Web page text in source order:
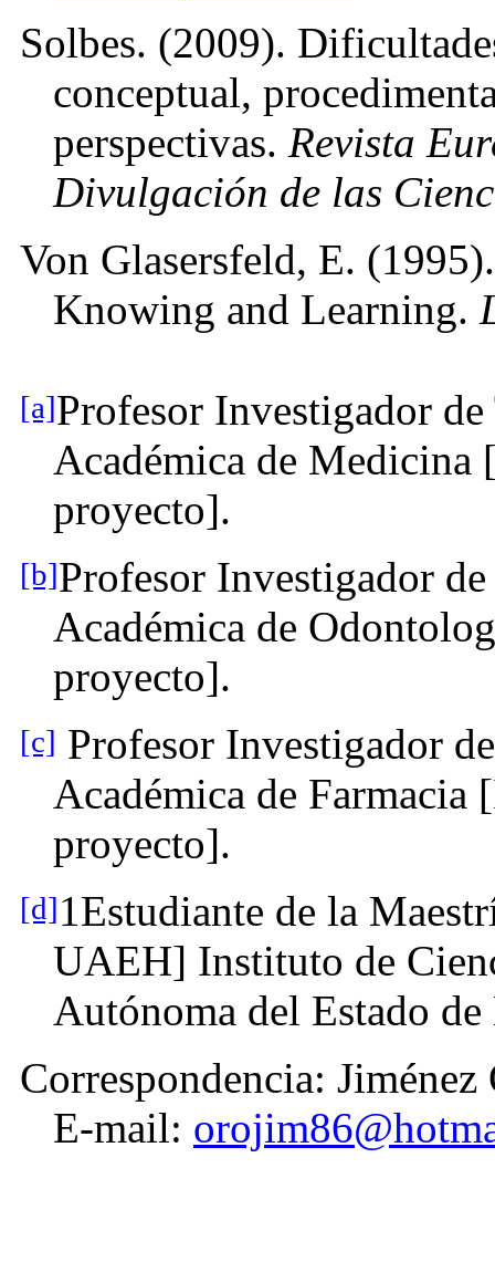
Solbes. (2009).
conceptual,
perspectivas. Revista
Divulgación de las
Von Glasersfeld, E.
Knowing and Learning.
[a]Profesor Investigador
Académica de
proyecto].
[b]Profesor Investigador
Académica de
proyecto].
[c] Profesor Investigador
Académica de
proyecto].
[d]1Estudiante de la
UAEH] Instituto de
Autónoma del Estado
Correspondencia:
E-mail: